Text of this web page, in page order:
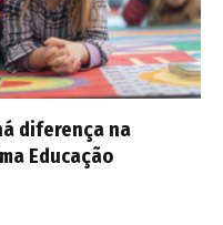
diferença na
Educação